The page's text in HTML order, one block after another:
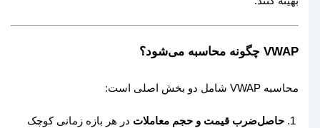
VWAP چگونه محاسبه می‌شود؟
محاسبه VWAP شامل دو بخش اصلی است:
حاصل‌ضرب قیمت و حجم معاملاتدر هر بازه زمانی کوچک